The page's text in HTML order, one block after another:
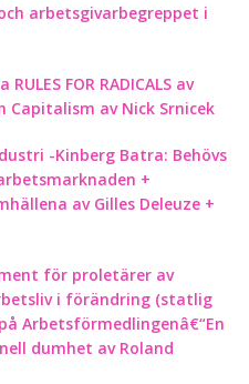
arbetsgivarbegreppet i
FOR RADICALS av
Capitalism av Nick Srnicek
-Kinberg Batra: Behövs
+
av Gilles Deleuze +
för proletärer av
i förändring (statlig
Arbetsförmedlingenâ€“En
dumhet av Roland